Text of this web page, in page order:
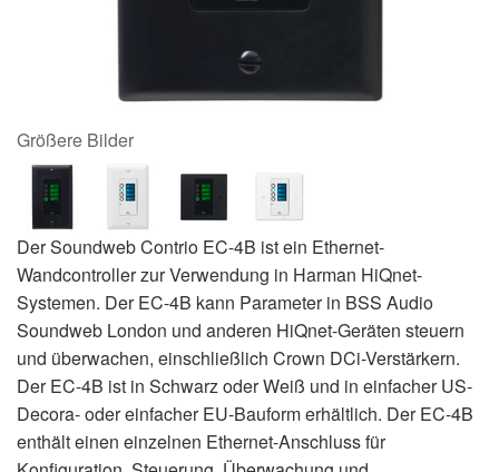
Größere Bilder
Der Soundweb Contrio EC-4B ist ein Ethernet-
Wandcontroller zur Verwendung in Harman HiQnet-
Systemen. Der EC-4B kann Parameter in BSS Audio
Soundweb London und anderen HiQnet-Geräten steuern
und überwachen, einschließlich Crown DCi-Verstärkern.
Der EC-4B ist in Schwarz oder Weiß und in einfacher US-
Decora- oder einfacher EU-Bauform erhältlich. Der EC-4B
enthält einen einzelnen Ethernet-Anschluss für